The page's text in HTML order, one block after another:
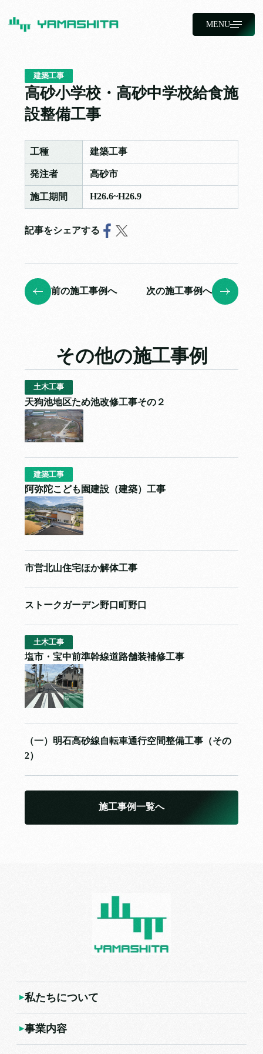
MENU
建築工事
高砂小学校・高砂中学校給食施
設整備工事
工種 建築工事
発注者 高砂市
施工期間 H26.6~H26.9
記事をシェアする
前の施工事例へ 次の施工事例へ
その他の施工事例
土木工事
天狗池地区ため池改修工事その２
建築工事
阿弥陀こども園建設（建築）工事
市営北山住宅ほか解体工事
ストークガーデン野口町野口
土木工事
塩市・宝中前準幹線道路舗装補修工事
（一）明石高砂線自転車通行空間整備工事（その
2）
施工事例一覧へ
私たちについて
事業内容